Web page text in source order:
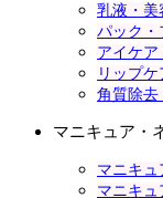
乳液・美
パック・
アイケア
リップ
角質除去
マニキュア・
マニキュ
マニキ